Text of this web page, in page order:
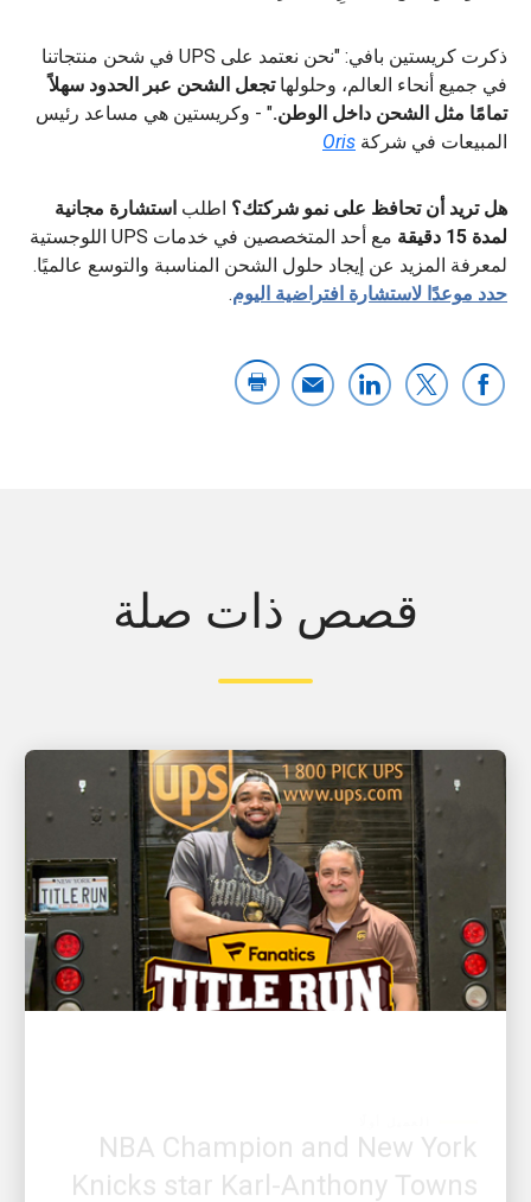
ذكرت كريستين بافي: "نحن نعتمد على UPS في شحن منتجاتنا
في جميع أنحاء العالم، وحلولهاتجعل الشحن عبر الحدود سهلاً
تمامًا مثل الشحن داخل الوطن." - وكريستين هي مساعد رئيس
المبيعات في شركة Oris
هل تريد أن تحافظ على نمو شركتك؟ اطلب استشارة مجانية
لمدة 15 دقيقة
مع أحد المتخصصين في خدمات UPS اللوجستية
لمعرفة المزيد عن إيجاد حلول الشحن المناسبة والتوسع عالميًا.
حدد موعدًا لاستشارة افتراضية اليوم.
قصص ذات صلة
Knicks star Karl-Anthony Towns
and UPS driver David Delarosa